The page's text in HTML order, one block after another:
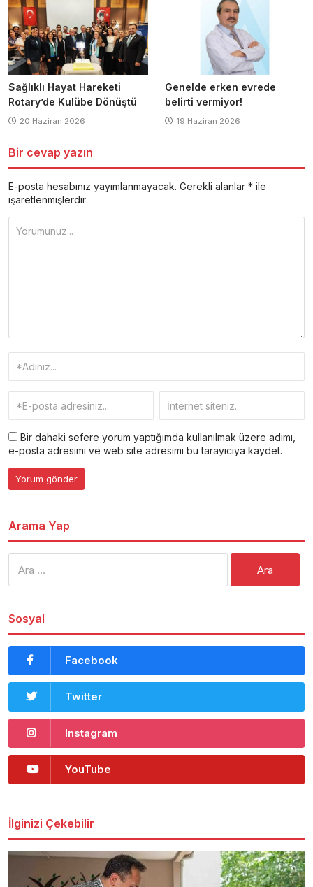
Sağlıklı Hayat Hareketi
Rotary’de Kulübe Dönüştü
20 Haziran 2026
Genelde erken evrede
belirti vermiyor!
19 Haziran 2026
Bir cevap yazın
E-posta hesabınız yayımlanmayacak. Gerekli alanlar * ile
işaretlenmişlerdir
Bir dahaki sefere yorum yaptığımda kullanılmak üzere adımı,
e-posta adresimi ve web site adresimi bu tarayıcıya kaydet.
Arama Yap
Sosyal
Facebook
Twitter
Instagram
YouTube
İlginizi Çekebilir